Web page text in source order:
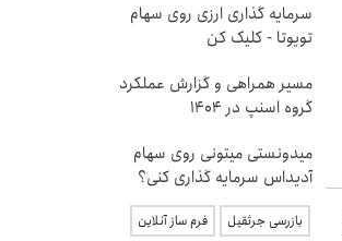
سرمایه گذاری ارزی روی سهام
تویوتا - کلیک کن
مسیر همراهی و گزارش عملکرد
گروه اسنپ در ۱۴۰۴
میدونستی میتونی روی سهام
آدیداس سرمایه گذاری کنی؟
بازرسی جرثقیل
فرم ساز آنلاین